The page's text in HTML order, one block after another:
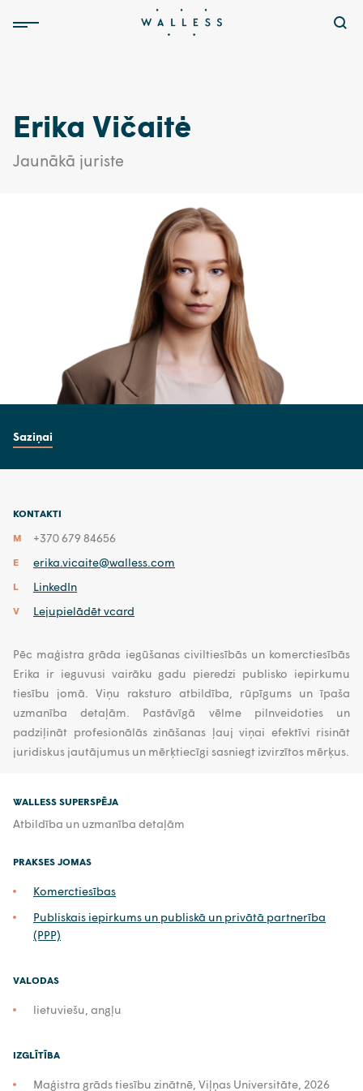
Erika Vičaitė
Jaunākā juriste
Saziņai
KONTAKTI
M
+370 679 84656
E erika.vicaite@walless.com
L LinkedIn
V Lejupielādēt vcard
Pēc maģistra grāda iegūšanas civiltiesībās un komerctiesībās
Erika ir ieguvusi vairāku gadu pieredzi publisko iepirkumu
tiesību jomā. Viņu raksturo atbildība, rūpīgums un īpaša
uzmanība detaļām. Pastāvīgā vēlme pilnveidoties un
padziļināt profesionālās zināšanas ļauj viņai efektīvi risināt
juridiskus jautājumus un mērķtiecīgi sasniegt izvirzītos mērķus.
WALLESS SUPERSPĒJA
Atbildība un uzmanība detaļām
PRAKSES JOMAS
Komerctiesības
Publiskais iepirkums un publiskā un privātā partnerība
(PPP)
VALODAS
lietuviešu, angļu
IZGLĪTĪBA
Maģistra grāds tiesību zinātnē, Viļņas Universitāte, 2026